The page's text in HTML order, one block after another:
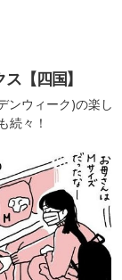
【四国】
ンウィーク)の楽し
続々！